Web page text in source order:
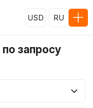
USD RU
запросу